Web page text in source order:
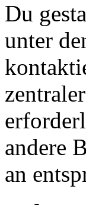
Du
unter
andere
an